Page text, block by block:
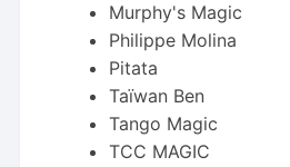
Murphy's Magic
Philippe Molina
Pitata
Taïwan Ben
Tango Magic
TCC MAGIC